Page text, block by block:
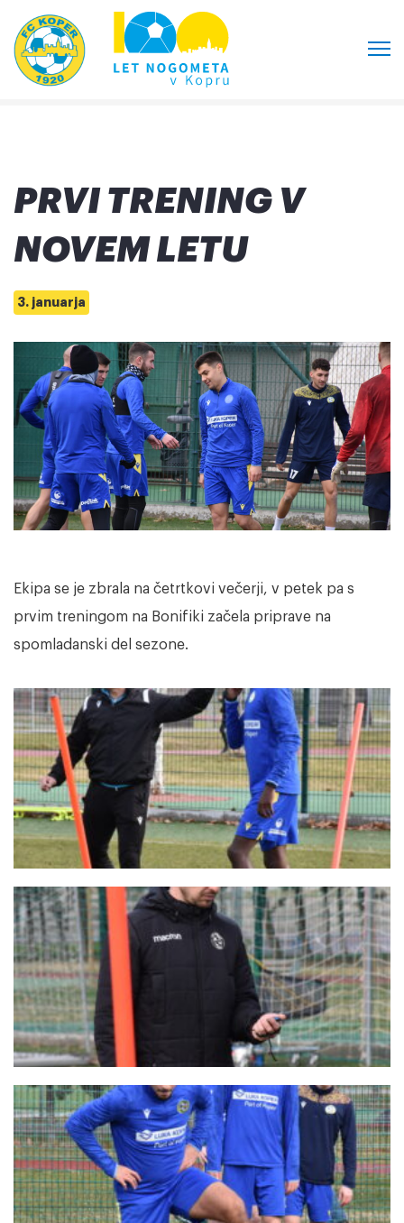
PRVI TRENING V
NOVEM LETU
3. januarja
Ekipa se je zbrala na četrtkovi večerji, v petek pa s
prvim treningom na Bonifiki začela priprave na
spomladanski del sezone.